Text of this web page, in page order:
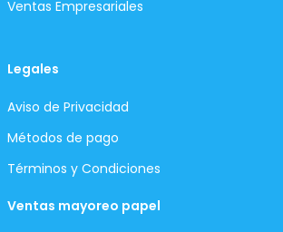
Ventas Empresariales
Legales
Aviso de Privacidad
Métodos de pago
Términos y Condiciones
Ventas mayoreo papel